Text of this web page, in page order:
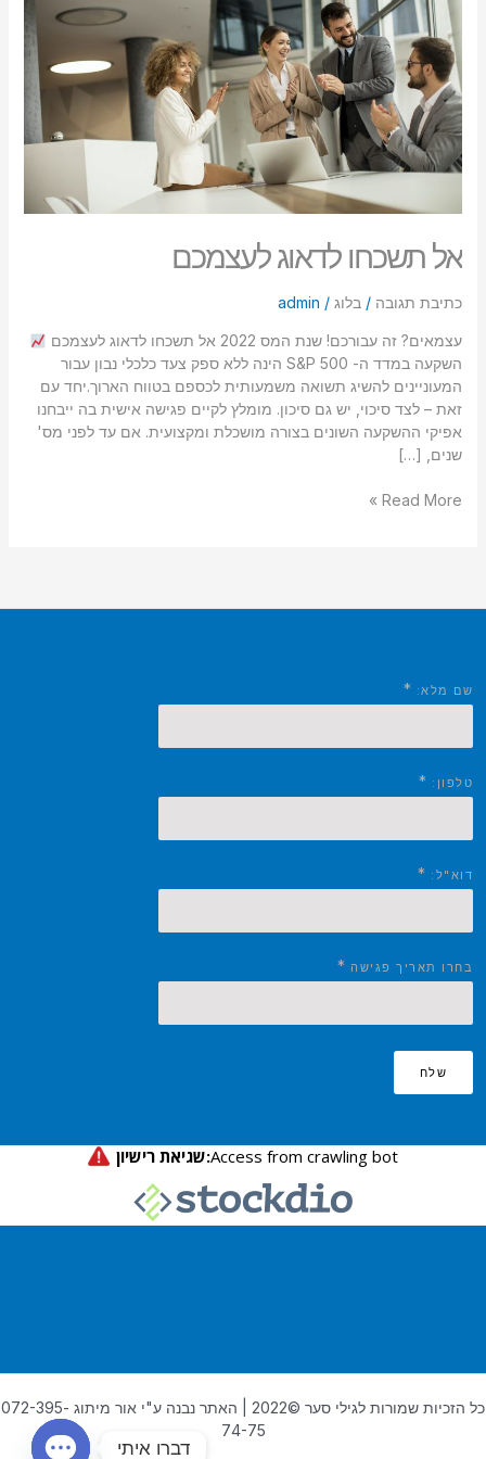
font_download סמן קישורים
לאפס
את
כל
האפשרויות
cached
אל תשכחו לדאוג לעצמכם
כתיבת תגובה / בלוג/
admin
עצמאים? זה עבורכם! שנת המס 2022 אל תשכחו לדאוג לעצמכם
השקעה במדד ה- S&P 500 הינה ללא ספק צעד כלכלי נבון עבור
המעוניינים להשיג תשואה משמעותית לכספם בטווח הארוך.יחד עם
זאת – לצד סיכוי, יש גם סיכון. מומלץ לקיים פגישה אישית בה ייבחנו
אפיקי ההשקעה השונים בצורה מושכלת ומקצועית. אם עד לפני מס'
שנים, […]
Read More »
שם מלא: *
טלפון: *
דוא"ל: *
בחרו תאריך פגישה *
שלח
כל הזכיות שמורות לגילי סער ©2022 | האתר נבנה ע"י אור מיתוג 072-395-
74-75
דברו איתי